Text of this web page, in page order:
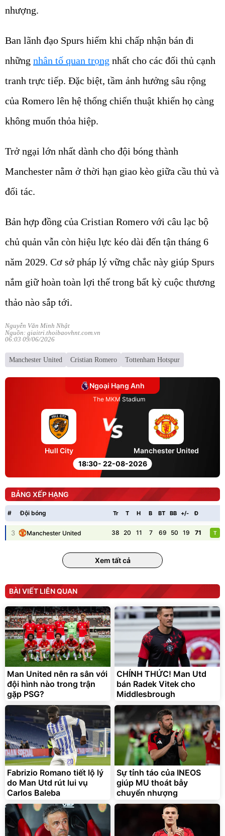
nhượng.
Ban lãnh đạo Spurs hiếm khi chấp nhận bán đi
những nhân tố quan trọng nhất cho các đối thủ cạnh
tranh trực tiếp. Đặc biệt, tầm ảnh hưởng sâu rộng
của Romero lên hệ thống chiến thuật khiến họ càng
không muốn thỏa hiệp.
Trở ngại lớn nhất dành cho đội bóng thành
Manchester nằm ở thời hạn giao kèo giữa cầu thủ và
đối tác.
Bản hợp đồng của Cristian Romero với câu lạc bộ
chủ quản vẫn còn hiệu lực kéo dài đến tận tháng 6
năm 2029. Cơ sở pháp lý vững chắc này giúp Spurs
nắm giữ hoàn toàn lợi thế trong bất kỳ cuộc thương
thảo nào sắp tới.
Nguyễn Văn Minh Nhật
Nguồn: giaitri.thoibaovhnt.com.vn
06:03 09/06/2026
Manchester United Cristian Romero Tottenham Hotspur
Ngoại Hạng Anh
The MKM Stadium
18:30- 22-08-2026
Hull City Manchester United
BẢNG XẾP HẠNG
# Đội bóng Tr T H B BT BB +/- Đ
3 Manchester United 38 20 11 7 69 50 19 71 T
Xem tất cả
BÀI VIẾT LIÊN QUAN
Man United nên ra sân với
đội hình nào trong trận
gặp PSG?
CHÍNH THỨC! Man Utd
bán Radek Vitek cho
Middlesbrough
Fabrizio Romano tiết lộ lý
do Man Utd rút lui vụ
Carlos Baleba
Sự tỉnh táo của INEOS
giúp MU thoát bẫy
chuyển nhượng